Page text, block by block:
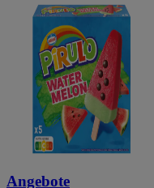
Angebote